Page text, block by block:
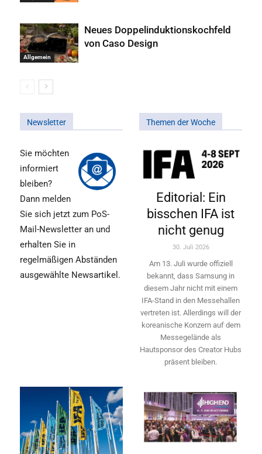
Allgemein
Neues Doppelinduktionskochfeld
von Caso Design
Newsletter
Sie möchten
informiert
bleiben?
Dann melden
Sie sich jetzt zum PoS-
Mail-Newsletter an und
erhalten Sie in
regelmäßigen Abständen
ausgewählte Newsartikel.
Themen der Woche
Editorial: Ein
bisschen IFA ist
nicht genug
30. Juli 2026
Am 13. Juli wurde offiziell
bekannt, dass Samsung in
diesem Jahr nicht mit einem
IFA-Stand in den Messehallen
vertreten ist. Allerdings will ­der
koreanische Konzern auf dem
Messegelände als
Hautsponsor des Creator Hubs
präsent bleiben.